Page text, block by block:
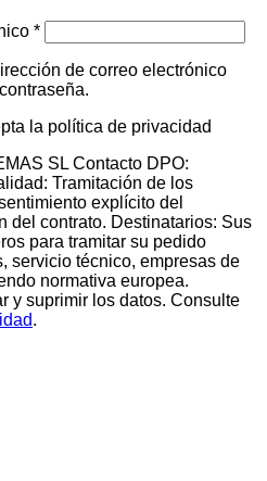
*Obligatorio
de correo electrónico
la política de privacidad
SL Contacto DPO:
Tramitación de los
explícito del
del contrato. Destinatarios: Sus
para tramitar su pedido
servicio técnico, empresas de
normativa europea.
y suprimir los datos. Consulte
.